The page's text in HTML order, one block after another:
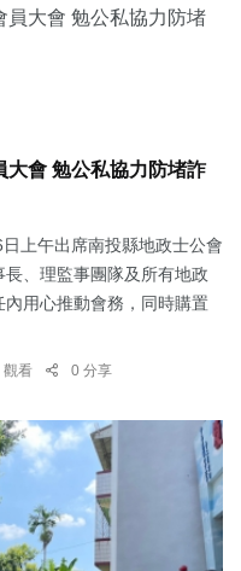
大會 勉公私協力防堵詐
上午出席南投縣地政士公會
、理監事團隊及所有地政
用心推動會務，同時購置
觀看 0 分享